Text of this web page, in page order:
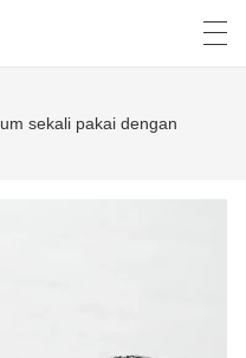
sekali pakai dengan